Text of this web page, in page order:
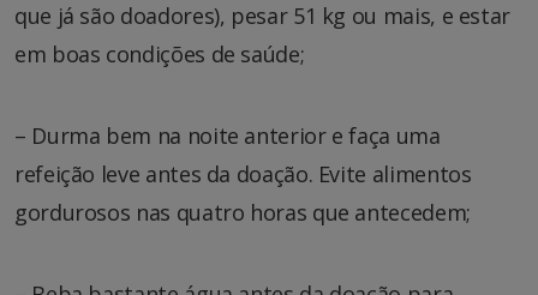
que já são doadores), pesar 51 kg ou mais, e estar
em boas condições de saúde;
– Durma bem na noite anterior e faça uma
refeição leve antes da doação. Evite alimentos
gordurosos nas quatro horas que antecedem;